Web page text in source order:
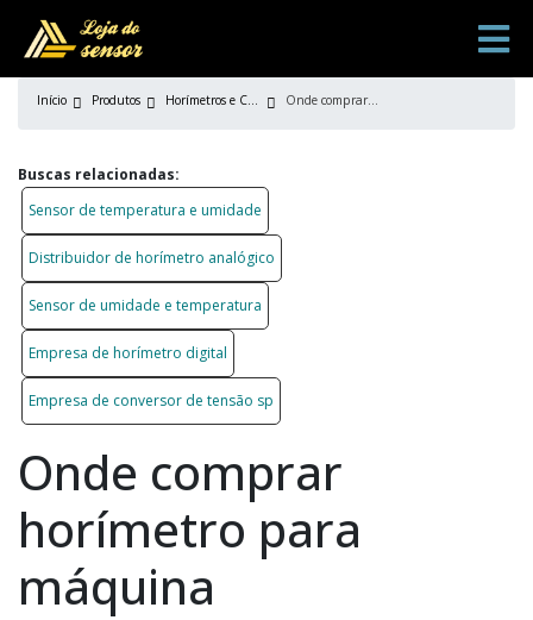
Início Produtos Horímetros e Conversores Onde comprar horímetro para máquina
Buscas relacionadas:
Sensor de temperatura e umidade
Distribuidor de horímetro analógico
Sensor de umidade e temperatura
Empresa de horímetro digital
Empresa de conversor de tensão sp
Onde comprar
horímetro para
máquina